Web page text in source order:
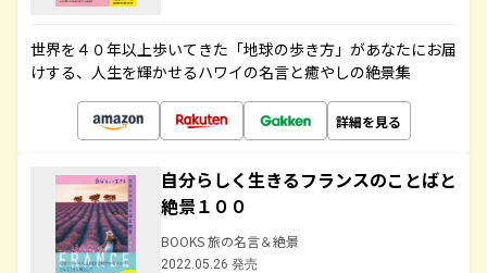
世界を４０年以上歩いてきた「地球の歩き方」があなたにお届
けする、人生を輝かせるハワイの名言と癒やしの絶景集
詳細を見る
自分らしく生きるフランスのことばと
絶景１００
BOOKS 旅の名言＆絶景
2022.05.26 発売